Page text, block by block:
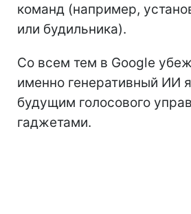
команд (например,
или будильника).
Со всем тем в Google
именно генеративный ИИ
будущим голосового
гаджетами.